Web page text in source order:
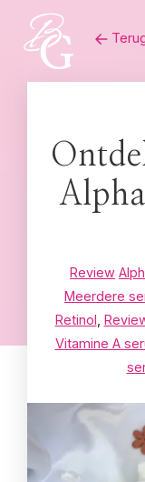
content
Review
Meerdere
Retinol
Vitamine A